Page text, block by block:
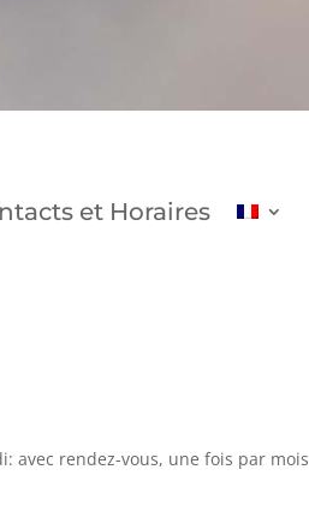
et Horaires
avec rendez-vous, une fois par mois